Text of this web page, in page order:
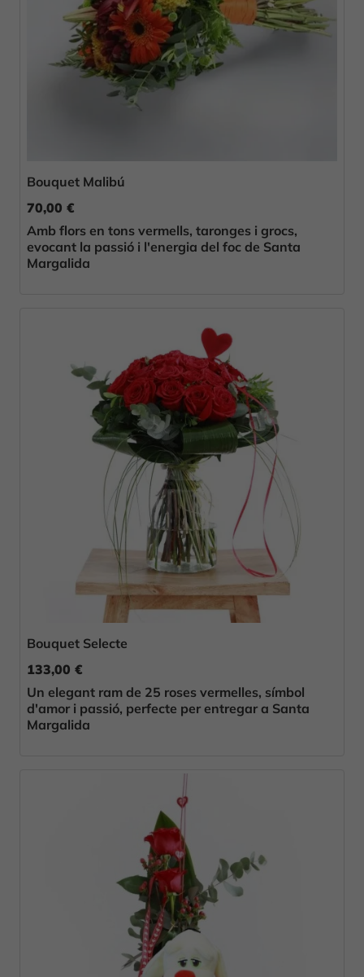
Bouquet Malibú
70,00 €
Amb flors en tons vermells, taronges i grocs,
evocant la passió i l'energia del foc de Santa
Margalida
Bouquet Selecte
133,00 €
Un elegant ram de 25 roses vermelles, símbol
d'amor i passió, perfecte per entregar a Santa
Margalida